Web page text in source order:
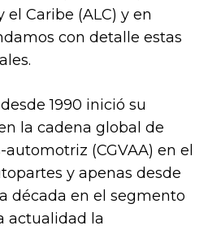
Caribe (ALC) y en
con detalle estas
1990 inició su
la cadena global de
(CGVAA) en el
y apenas desde
década en el segmento
actualidad la